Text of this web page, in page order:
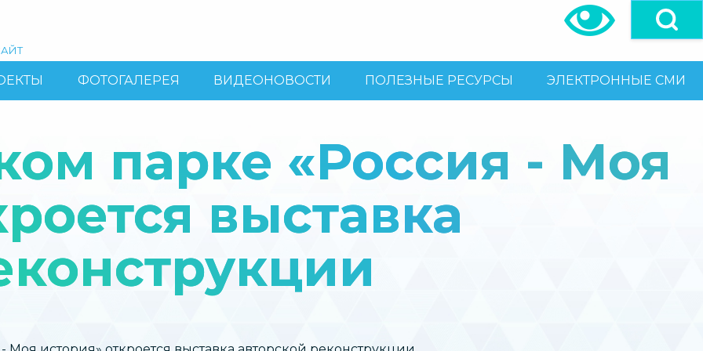
ФОТОГАЛЕРЕЯ ВИДЕОНОВОСТИ ПОЛЕЗНЫЕ РЕСУРСЫ ЭЛЕКТРОННЫЕ СМИ
парке «Россия - Моя
выставка